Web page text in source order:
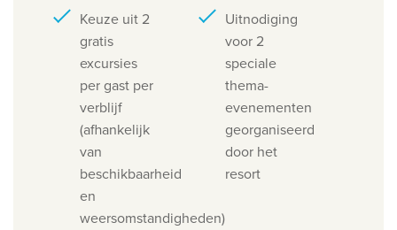
Keuze uit 2
gratis
excursies
per gast per
verblijf
(afhankelijk
van
beschikbaarheid
en
weersomstandigheden)
Uitnodiging
voor 2
speciale
thema-
evenementen
georganiseerd
door het
resort